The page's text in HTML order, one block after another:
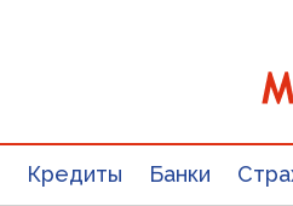
Кредиты Банки